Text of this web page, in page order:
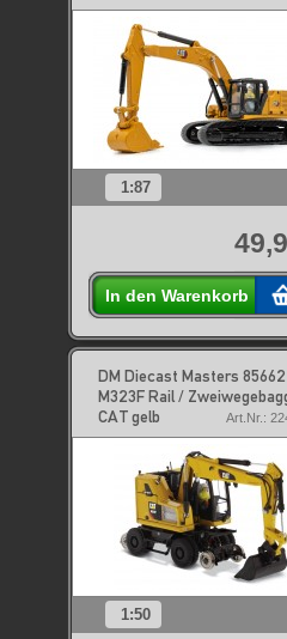
1:87
In den Warenkorb
DM Diecast Masters
M323F Rail /
CAT gelb
Art.Nr.:
1:50